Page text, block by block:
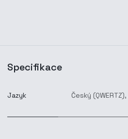
Specifikace
Jazyk Český (QWERTZ),